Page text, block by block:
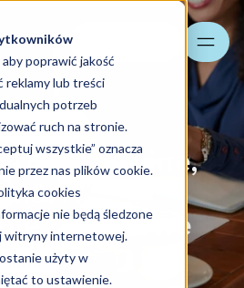
poprawić jakość
reklamy lub treści
potrzeb
ruch na stronie.
wszystkie” oznacza
przez nas plików cookie.
cookies
nie będą śledzone
witryny internetowej.
użyty w
to ustawienie.
transakcyjne,
i
finansowe